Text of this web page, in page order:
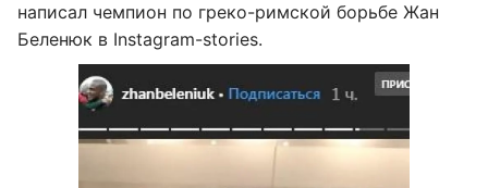
написал чемпион по греко-римской борьбе Жан
Беленюк в Instagram-stories.